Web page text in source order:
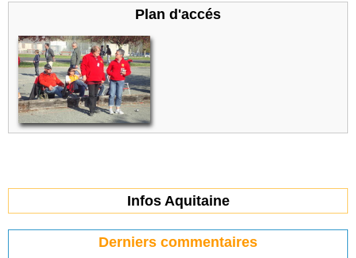
Plan d'accés
Infos Aquitaine
Derniers commentaires